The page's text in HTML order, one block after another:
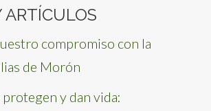
ARTÍCULOS
compromiso con la
de Morón
y dan vida: